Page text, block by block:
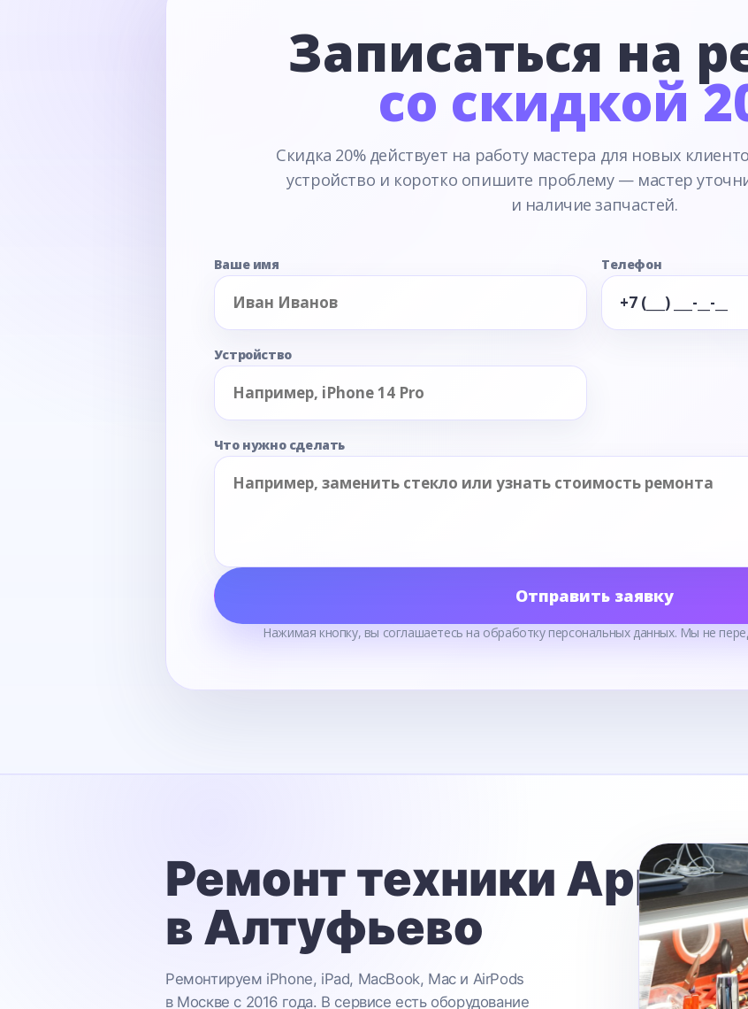
Записаться на
со скидкой
Скидка 20% действует на работу мастера для новых
устройство и коротко опишите проблему — мастер
и наличие запчастей.
Ваше имя Телефон
Устройство
Что нужно сделать
Отправить заявку
Нажимая кнопку, вы соглашаетесь на обработку персональных данных. Мы не
Ремонт техники Apple
в Алтуфьево
Ремонтируем iPhone, iPad, MacBook, Mac и AirPods
в Москве с 2016 года. В сервисе есть оборудование